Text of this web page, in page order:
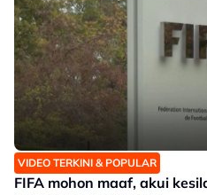
VIDEO TERKINI & POPULAR
FIFA mohon maaf, akui